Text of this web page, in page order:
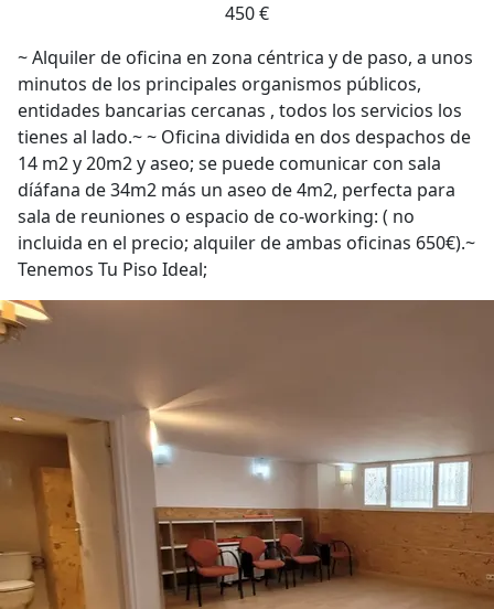
450 €
~ Alquiler de oficina en zona céntrica y de paso, a unos
minutos de los principales organismos públicos,
entidades bancarias cercanas , todos los servicios los
tienes al lado.~ ~ Oficina dividida en dos despachos de
14 m2 y 20m2 y aseo; se puede comunicar con sala
díáfana de 34m2 más un aseo de 4m2, perfecta para
sala de reuniones o espacio de co-working: ( no
incluida en el precio; alquiler de ambas oficinas 650€).~
Tenemos Tu Piso Ideal;